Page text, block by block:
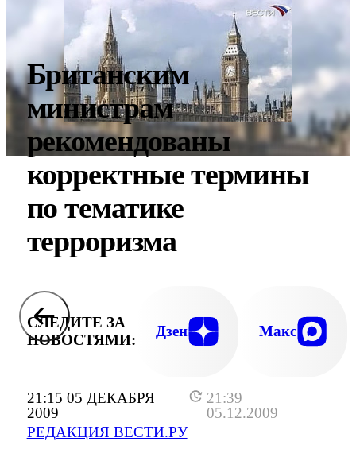
21:15 05 ДЕКАБРЯ
2009
21:39
05.12.2009
РЕДАКЦИЯ ВЕСТИ.РУ
Британским
министрам
рекомендованы
корректные термины
по тематике
терроризма
СЛЕДИТЕ ЗА
НОВОСТЯМИ:
Дзен Макс